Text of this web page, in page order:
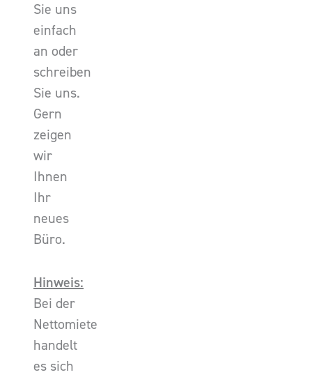
Sie uns
einfach
an oder
schreiben
Sie uns.
Gern
zeigen
wir
Ihnen
Ihr
neues
Büro.
Hinweis:
Bei der
Nettomiete
handelt
es sich